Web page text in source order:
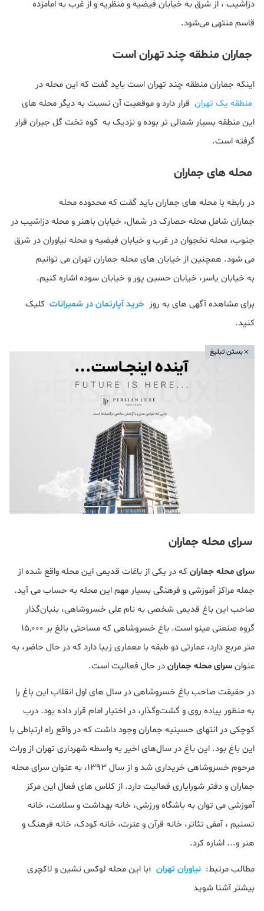
دزاشیب ، از شرق به خیابان فیضیه و منظریه و از غرب به امامزده
قاسم منتهی می‌شود.
جماران منطقه چند تهران است
اینکه جماران منطقه چند تهران است باید گفت که این محله در
منطقه یک تهران قرار دارد و موقعیت آن نسبت به دیگر محله های
این منطقه بسیار شمالی تر بوده و نزدیک به کوه تخت گل جیران قرار
گرفته است.
محله های جماران
در رابطه با محله های جماران باید گفت که محدوده محله
جماران شامل محله حصارک در شمال، خیابان باهنر و محله دزاشیب در
جنوب، محله نخجوان در غرب و خیابان فیضیه و محله نیاوران در شرق
می شود. همچنین از خیابان های محله جماران تهران می توانیم
به خیابان یاسر، خیابان حسین پور و خیابان سوده اشاره کنیم.
برای مشاهده آگهی های به روز خرید آپارتمان در شمیرانات کلیک
کنید.
بستن تبلیغ
سرای محله جماران
سرای محله جمارانکه در یکی از باغات قدیمی این محله واقع شده از
جمله مراکز آموزشی و فرهنگی بسیار مهم این محله به حساب می آید.
صاحب این باغ قدیمی شخصی به نام علی خسروشاهی، بنیان‌گذار
گروه صنعتی مینو است. باغ خسروشاهی که مساحتی بالغ بر ۱۵,۰۰۰
متر مربع دارد، عمارتی دو طبقه‌ با معماری زیبا دارد که در حال حاضر، به‌
عنوانسرای محله جماراندر حال فعالیت است.
در حقیقت صاحب باغ خسروشاهی در سال های اول انقلاب این باغ را
به منظور پیاده روی و گشت‌وگذار، در اختیار امام قرار داده بود. درب
کوچکی در انتهای حسینیه جماران وجود داشت که در واقع راه ارتباطی با
این باغ بود. این باغ در سال‌های اخیر به واسطه شهرداری تهران از وراث
مرحوم خسروشاهی خریداری شد و از سال ۱۳۹۳، به‌ عنوان سرای محله
جماران و دفتر شورایاری فعالیت دارد. از کلاس های فعال این مرکز
آموزشی می توان به باشگاه ورزشی، خانه بهداشت و سلامت، خانه
تسنیم ، آمفی‌ تئاتر، خانه قرآن و عترت، خانه کودک، خانه فرهنگ و
هنر و... اشاره کرد.
مطالب مرتبط: نیاوران تهران ؛با این محله لوکس نشین و لاکچری
بیشتر آشنا شوید